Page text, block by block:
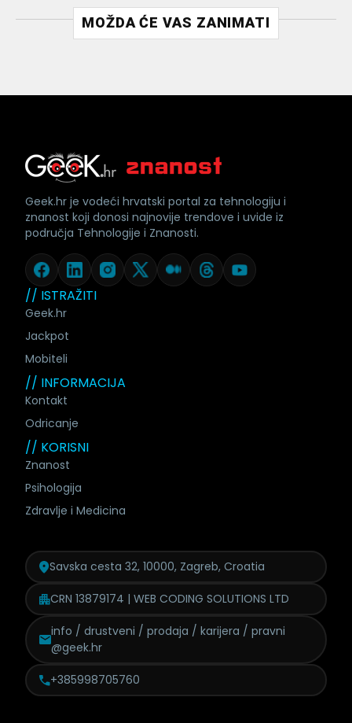
MOŽDA ĆE VAS ZANIMATI
// ISTRAŽITI
Geek.hr
Jackpot
Mobiteli
// INFORMACIJA
Kontakt
Odricanje
// KORISNI
Znanost
Psihologija
Zdravlje i Medicina
Geek.hr je vodeći hrvatski portal za tehnologiju i
znanost koji donosi najnovije trendove i uvide iz
područja Tehnologije i Znanosti.
Savska cesta 32, 10000, Zagreb, Croatia
CRN 13879174 | WEB CODING SOLUTIONS LTD
info / drustveni / prodaja / karijera / pravni
@geek.hr
+385998705760